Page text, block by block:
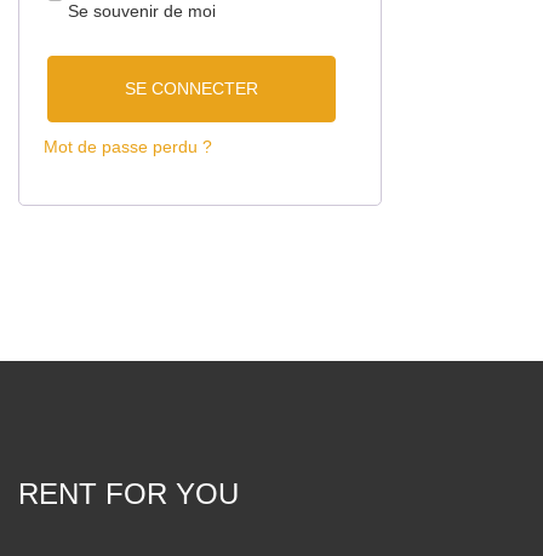
Se souvenir de moi
SE CONNECTER
Mot de passe perdu ?
RENT FOR YOU